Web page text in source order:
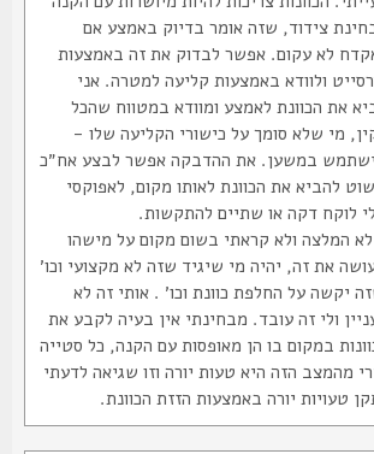
צידוד, שזה אומר בדיוק באמצע אם
לא עקום. אפשר לבדוק את זה באמצעות
ולוודא באמצעות קליעה למטרה. אני
הכוונת לאמצע ומוודא במטווח שהכל
שלא סומך על כישורי הקליעה שלו -
במשען. את ההדבקה אפשר לבצע אח״כ
להביא את הכוונת לאותו מקום, לאפוקסי
דקה או שתיים להתקשות.
ולא קראתי בשום מקום על מישהו
את זה, יהיה מי שיגיד שזה לא מקצועי וכו׳
על החלפת כוונת וכו׳ . אותי זה לא
ולי זה עובד. מבחינתי אין בעיה לקבע את
במקום בו הן מאופסות עם הקנה, כל סטייה
הזה היא טעות יורה וזו שגיאה לדעתי
יורה באמצעות הזזת הכוונת.